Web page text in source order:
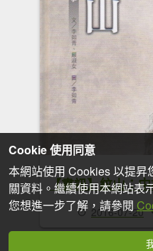
【書訊】紋山：
2016-07-20
Cookie 使用同意
本網站使用 Cookies 以提昇
關資料。繼續使用本網站表
您想進一步了解，請參閱